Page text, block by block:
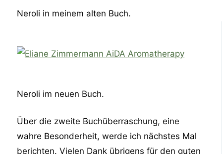
Neroli in meinem alten Buch.
Neroli im neuen Buch.
Über die zweite Buchüberraschung, eine
wahre Besonderheit, werde ich nächstes Mal
berichten. Vielen Dank übrigens für den guten